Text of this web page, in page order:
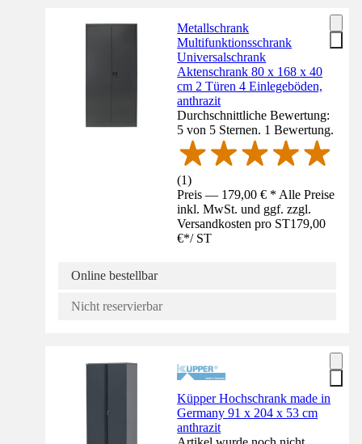
Metallschrank
Multifunktionsschrank
Universalschrank
Aktenschrank 80 x 168 x 40
cm 2 Türen 4 Einlegeböden,
anthrazit
Durchschnittliche Bewertung:
5 von 5 Sternen. 1 Bewertung.
(1)
Preis — 179,00 € * Alle Preise
inkl. MwSt. und ggf. zzgl.
Versandkosten pro ST179,00
€*/ ST
Online bestellbar
Nicht reservierbar
Küpper Hochschrank made in
Germany 91 x 204 x 53 cm
anthrazit